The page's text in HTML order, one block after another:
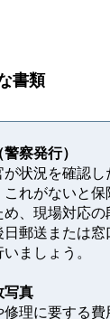
書類
察発行）
状況を確認し
れがないと保
め、現場対応
郵送または
ましょう。
写真
理に要する